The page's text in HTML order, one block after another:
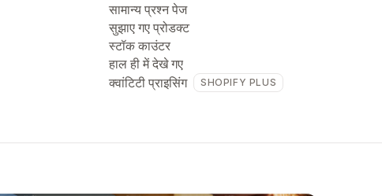
सामान्य प्रश्न पेज
सुझाए गए प्रोडक्ट
स्टॉक काउंटर
हाल ही में देखे गए
क्वांटिटी प्राइसिंग
SHOPIFY PLUS